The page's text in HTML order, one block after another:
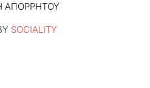
ΑΠΟΡΡΉΤΟΥ
SOCIALITY